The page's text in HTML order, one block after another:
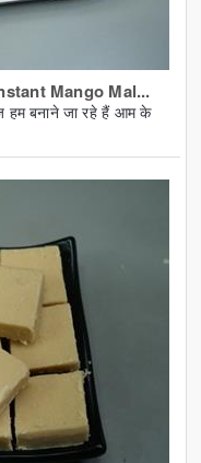
Mango Mal...
बनाने जा रहे हैं आम के